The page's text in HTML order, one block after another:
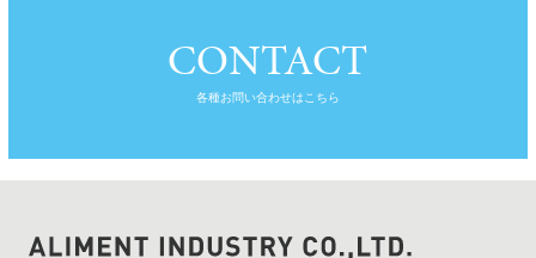
CONTACT
各種お問い合わせはこちら